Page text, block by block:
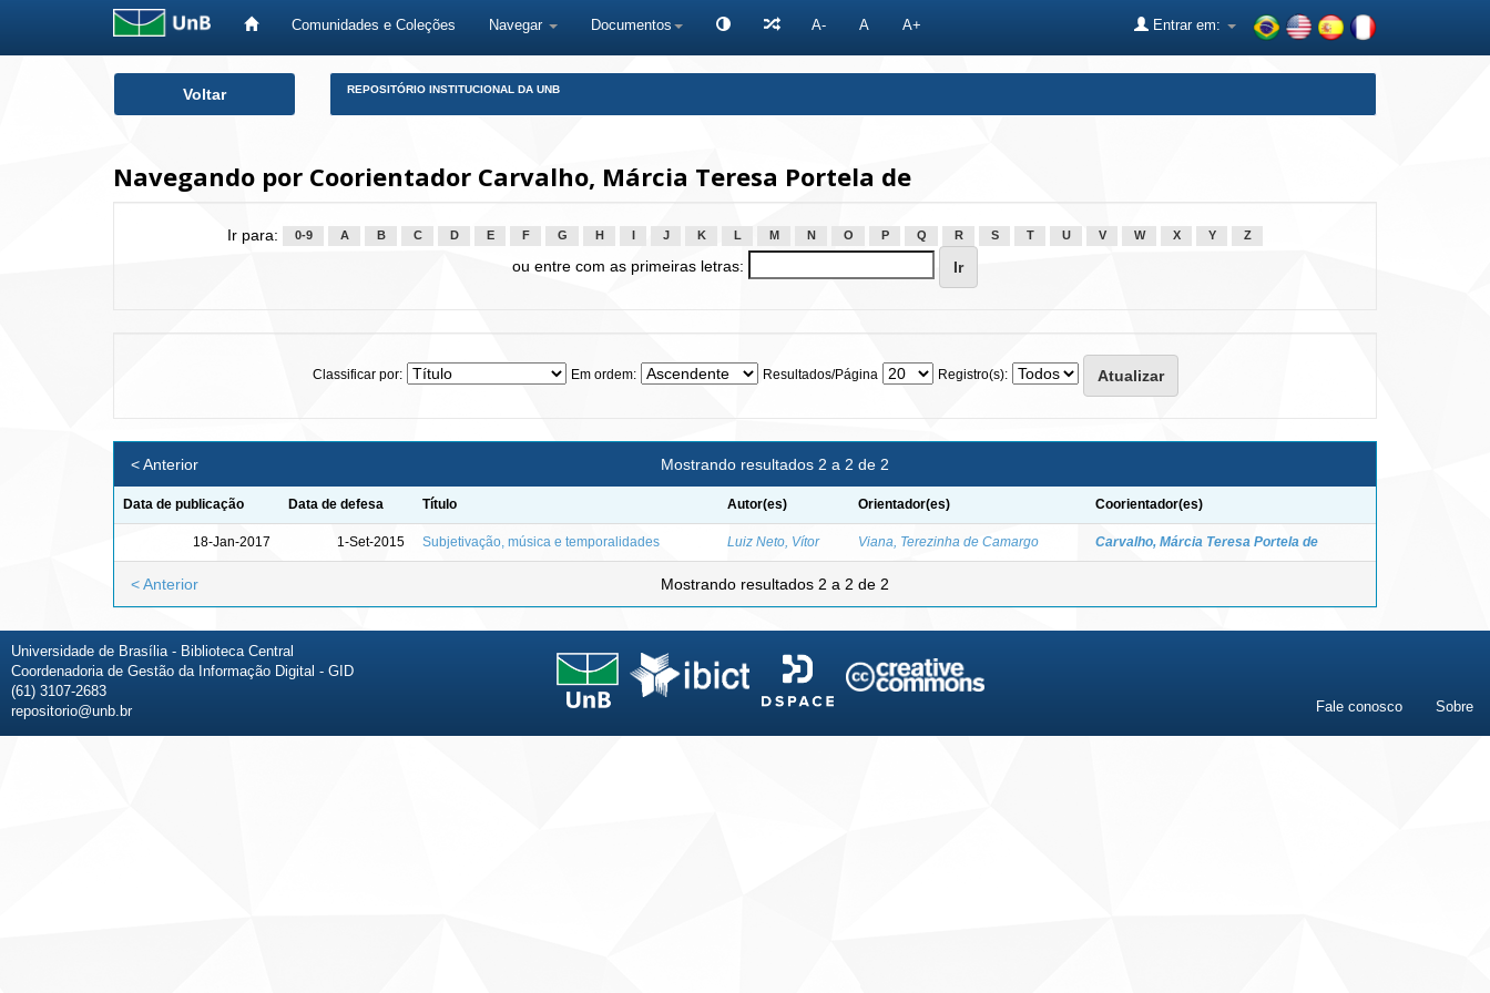
Comunidades e Coleções Navegar Documentos A- A A+ Entrar em:
Voltar REPOSITÓRIO INSTITUCIONAL DA UNB
Navegando por Coorientador Carvalho, Márcia Teresa Portela de
Ir para: 0-9 A B C D E F G H J K L M N O P Q R S T U V W X Y Z
ou entre com as primeiras letras:
Classificar por: Em ordem: Resultados/Página Registro(s):
Mostrando resultados 2 a 2 de 2
< Anterior
Data de publicação Data de defesa Título Autor(es) Orientador(es) Coorientador(es)
18-Jan-2017 1-Set-2015 Subjetivação, música e temporalidades Luiz Neto, Vítor Viana, Terezinha de Camargo Carvalho, Márcia Teresa Portela de
Mostrando resultados 2 a 2 de 2
< Anterior
Universidade de Brasília - Biblioteca Central
Coordenadoria de Gestão da Informação Digital - GID
(61) 3107-2683
repositorio@unb.br
Fale conosco Sobre